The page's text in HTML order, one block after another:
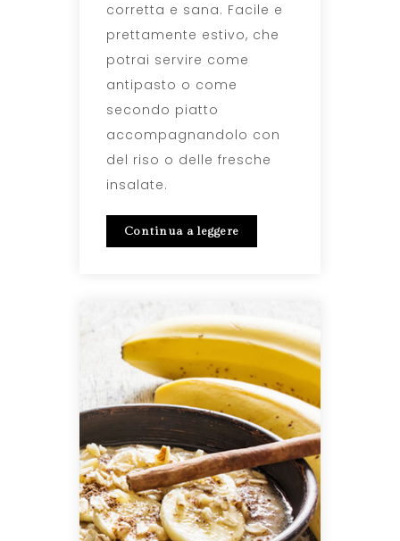
corretta e sana. Facile e
prettamente estivo, che
potrai servire come
antipasto o come
secondo piatto
accompagnandolo con
del riso o delle fresche
insalate.
Continua a leggere